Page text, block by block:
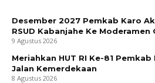
Desember 2027 Pemkab Karo
RSUD Kabanjahe Ke Moderamen
9 Agustus 2026
Meriahkan HUT RI Ke-81
Jalan Kemerdekaan
8 Agustus 2026